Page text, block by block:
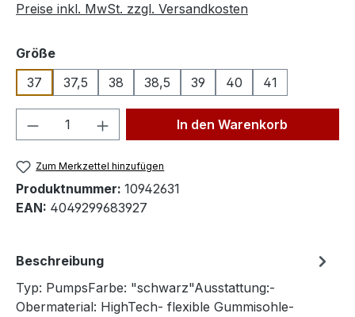
Preise inkl. MwSt. zzgl. Versandkosten
Größeauswählen
37
37,5 38 38,5 39 40 41
Produkt Anzahl: Gib denIn den Warenkorb
Zum Merkzettel hinzufügen
Produktnummer: 10942631
EAN: 4049299683927
Beschreibung
Typ: PumpsFarbe: "schwarz"Ausstattung:-
Obermaterial: HighTech- flexible Gummisohle-